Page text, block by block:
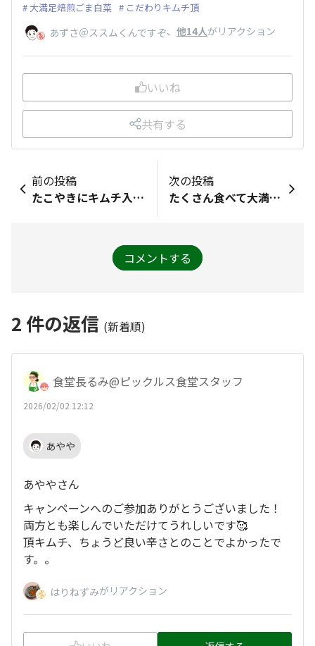
大満足焙煎ごま白菜 こだわりキムチ頂
あずさ＠ススムくんですぞ、 他14人がリアクション
いいね
共有する
前の投稿
たこやきにキムチ入れてみた
次の投稿
たくさん食べて大満足！
コメントする
2 件の返信 (新着順)
食堂長るみ@ピックルス食堂スタッフ
2026/02/02 12:12
あやや
あややさん
キャンペーンへのご参加ありがとうございました！
両方とも楽しんでいただけてうれしいです🥰
頂キムチ、ちょうど良い辛さとのことでよかったで
す。。
はりねずみがリアクション